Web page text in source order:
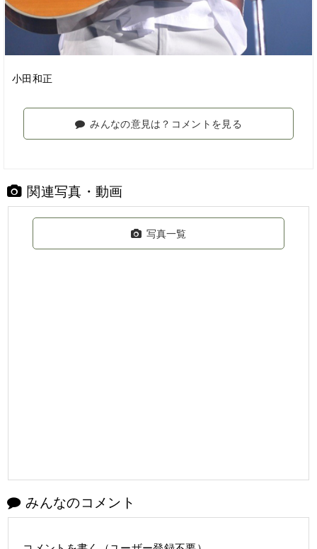
小田和正
みんなの意見は？コメントを見る
関連写真・動画
写真一覧
みんなのコメント